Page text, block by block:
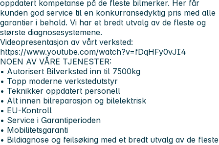
oppdatert kompetanse på de fleste bilmerker. Her får
kunden god service til en konkurransedyktig pris med alle
garantier i behold. Vi har et bredt utvalg av de fleste og
største diagnosesystemene.
Videopresentasjon av vårt verksted:
https://www.youtube.com/watch?v=fDqHFy0vJI4
NOEN AV VÅRE TJENESTER:
• Autorisert Bilverksted inn til 7500kg
• Topp moderne verkstedutstyr
• Teknikker oppdatert personell
• Alt innen bilreparasjon og bilelektrisk
• EU-Kontroll
• Service i Garantiperioden
• Mobilitetsgaranti
• Bildiagnose og feilsøking med et bredt utvalg av de fleste